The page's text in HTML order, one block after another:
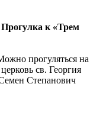
Прогулка к «Трем
прогуляться на
св. Георгия
Степанович